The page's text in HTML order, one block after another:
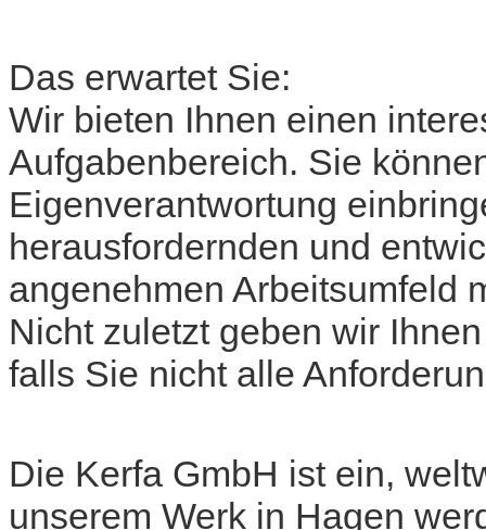
Das erwartet Sie:
Wir bieten Ihnen einen
Aufgabenbereich. Sie
Eigenverantwortung
herausfordernden und
angenehmen Arbeitsumfeld
Nicht zuletzt geben wir
falls Sie nicht alle
Die Kerfa GmbH ist ein,
unserem Werk in Hagen